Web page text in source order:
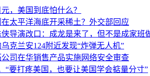
，美国到底怕什么？
太平洋海底开采稀土？外交部回应
导演改口：成龙是来了，但不是成家班
克兰安124附近发现“炸弹无人机”
公司在华销售产品实施网络安全审查
“要打疼美国，也要让美国学会掂量分寸”